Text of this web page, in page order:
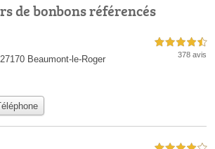
de bonbons référencés
Beaumont-le-Roger
4,5 étoiles sur 5
378 avis